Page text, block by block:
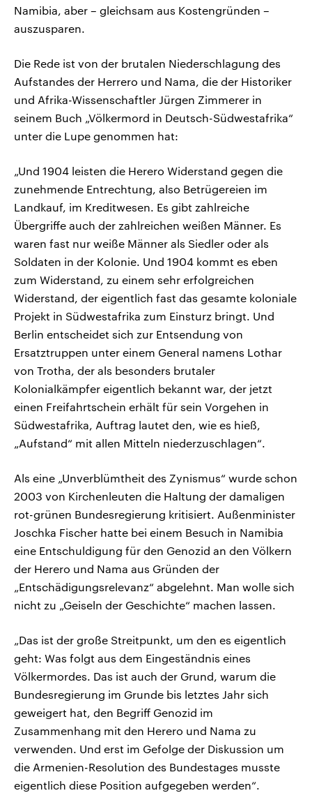
Namibia, aber – gleichsam aus Kostengründen –
auszusparen.
Die Rede ist von der brutalen Niederschlagung des
Aufstandes der Herrero und Nama, die der Historiker
und Afrika-Wissenschaftler Jürgen Zimmerer in
seinem Buch „Völkermord in Deutsch-Südwestafrika“
unter die Lupe genommen hat:
„Und 1904 leisten die Herero Widerstand gegen die
zunehmende Entrechtung, also Betrügereien im
Landkauf, im Kreditwesen. Es gibt zahlreiche
Übergriffe auch der zahlreichen weißen Männer. Es
waren fast nur weiße Männer als Siedler oder als
Soldaten in der Kolonie. Und 1904 kommt es eben
zum Widerstand, zu einem sehr erfolgreichen
Widerstand, der eigentlich fast das gesamte koloniale
Projekt in Südwestafrika zum Einsturz bringt. Und
Berlin entscheidet sich zur Entsendung von
Ersatztruppen unter einem General namens Lothar
von Trotha, der als besonders brutaler
Kolonialkämpfer eigentlich bekannt war, der jetzt
einen Freifahrtschein erhält für sein Vorgehen in
Südwestafrika, Auftrag lautet den, wie es hieß,
„Aufstand“ mit allen Mitteln niederzuschlagen“.
Als eine „Unverblümtheit des Zynismus“ wurde schon
2003 von Kirchenleuten die Haltung der damaligen
rot-grünen Bundesregierung kritisiert. Außenminister
Joschka Fischer hatte bei einem Besuch in Namibia
eine Entschuldigung für den Genozid an den Völkern
der Herero und Nama aus Gründen der
„Entschädigungsrelevanz“ abgelehnt. Man wolle sich
nicht zu „Geiseln der Geschichte“ machen lassen.
„Das ist der große Streitpunkt, um den es eigentlich
geht: Was folgt aus dem Eingeständnis eines
Völkermordes. Das ist auch der Grund, warum die
Bundesregierung im Grunde bis letztes Jahr sich
geweigert hat, den Begriff Genozid im
Zusammenhang mit den Herero und Nama zu
verwenden. Und erst im Gefolge der Diskussion um
die Armenien-Resolution des Bundestages musste
eigentlich diese Position aufgegeben werden“.